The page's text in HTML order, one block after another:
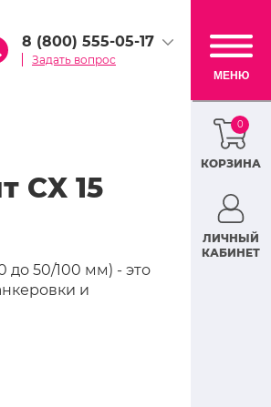
0
КОРЗИНА
ЛИЧНЫЙ
КАБИНЕТ
МЕНЮ
8 (800) 555-05-17
Задать вопрос
CX 15
до 50/100 мм) - это
и